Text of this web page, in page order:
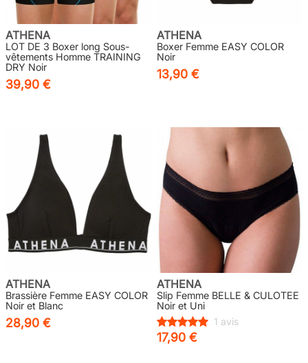
ATHENA
LOT DE 3 Boxer long Sous-
vêtements Homme TRAINING
DRY Noir
39,90 €
ATHENA
Boxer Femme EASY COLOR
Noir
13,90 €
ATHENA
Brassière Femme EASY COLOR
Noir et Blanc
28,90 €
ATHENA
Slip Femme BELLE & CULOTEE
Noir et Uni
1 avis
17,90 €